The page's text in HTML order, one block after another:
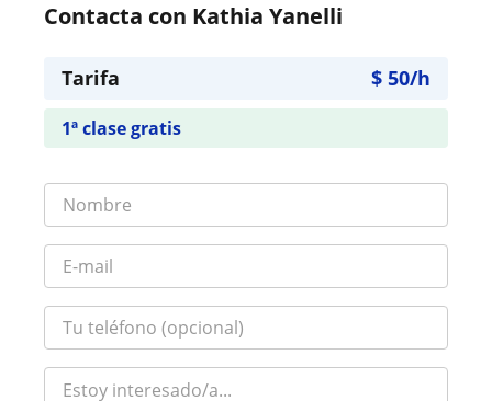
Contacta con Kathia Yanelli
Tarifa $ 50/h
1ª clase gratis